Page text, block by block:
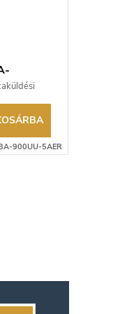
900UU-5AER